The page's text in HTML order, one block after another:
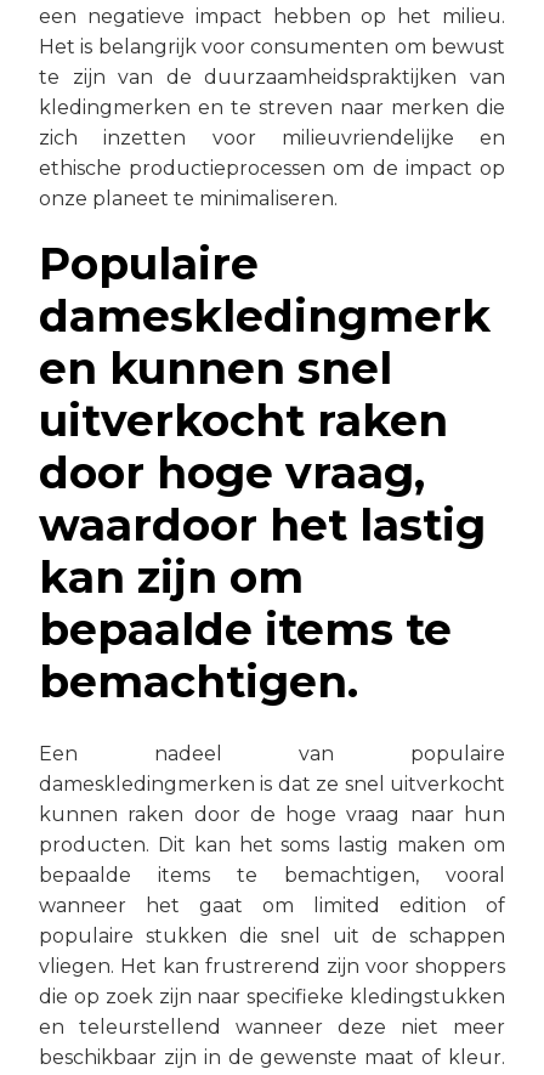
een negatieve impact hebben op het milieu.
Het is belangrijk voor consumenten om bewust
te zijn van de duurzaamheidspraktijken van
kledingmerken en te streven naar merken die
zich inzetten voor milieuvriendelijke en
ethische productieprocessen om de impact op
onze planeet te minimaliseren.
Populaire
dameskledingmerk
en kunnen snel
uitverkocht raken
door hoge vraag,
waardoor het lastig
kan zijn om
bepaalde items te
bemachtigen.
Een nadeel van populaire
dameskledingmerken is dat ze snel uitverkocht
kunnen raken door de hoge vraag naar hun
producten. Dit kan het soms lastig maken om
bepaalde items te bemachtigen, vooral
wanneer het gaat om limited edition of
populaire stukken die snel uit de schappen
vliegen. Het kan frustrerend zijn voor shoppers
die op zoek zijn naar specifieke kledingstukken
en teleurstellend wanneer deze niet meer
beschikbaar zijn in de gewenste maat of kleur.